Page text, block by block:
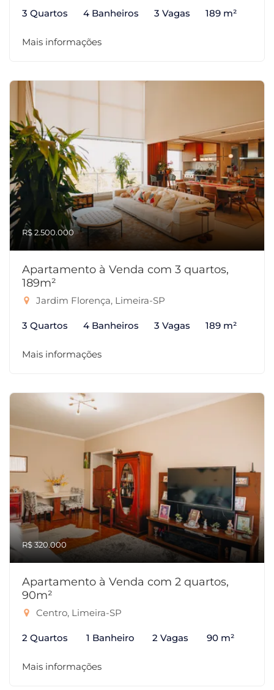
3 Quartos 4 Banheiros 3 Vagas 189 m²
Mais informações
R$ 2.500.000
Apartamento à Venda com 3 quartos,
189m²
Jardim Florença, Limeira-SP
3 Quartos 4 Banheiros 3 Vagas 189 m²
Mais informações
R$ 320.000
Apartamento à Venda com 2 quartos,
90m²
Centro, Limeira-SP
2 Quartos 1 Banheiro 2 Vagas 90 m²
Mais informações